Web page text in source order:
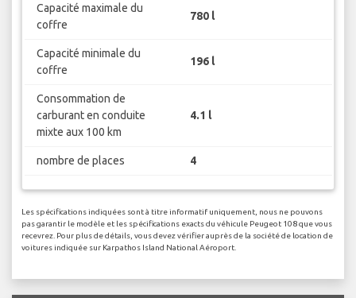
Capacité maximale du
coffre
780 l
Capacité minimale du
coffre
196 l
Consommation de
carburant en conduite
mixte aux 100 km
4.1 l
nombre de places 4
Les spécifications indiquées sont à titre informatif uniquement, nous ne pouvons
pas garantir le modèle et les spécifications exacts du véhicule Peugeot 108 que vous
recevrez. Pour plus de détails, vous devez vérifier auprès de la société de location de
voitures indiquée sur Karpathos Island National Aéroport.